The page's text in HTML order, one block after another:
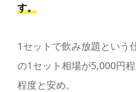
す。
1セットで飲み放題という
の1セット相場が5,000円
程度と安め。